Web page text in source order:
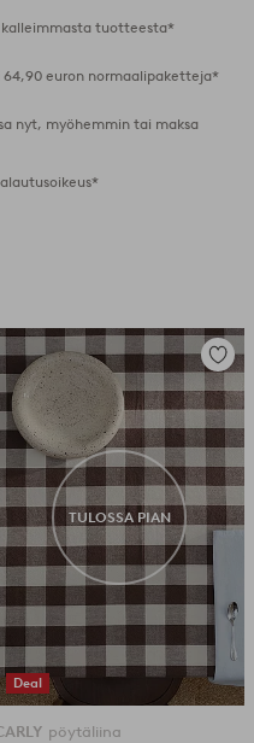
kalleimmasta tuotteesta*
64,90 euron normaalipaketteja*
nyt, myöhemmin tai maksa
Deal
TULOSSA PIAN
Lisää
pöytäliina